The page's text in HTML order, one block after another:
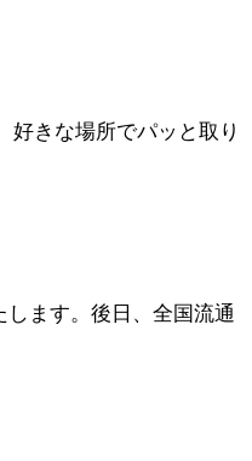
好きな場所でパッと取り
ます。後日、全国流通